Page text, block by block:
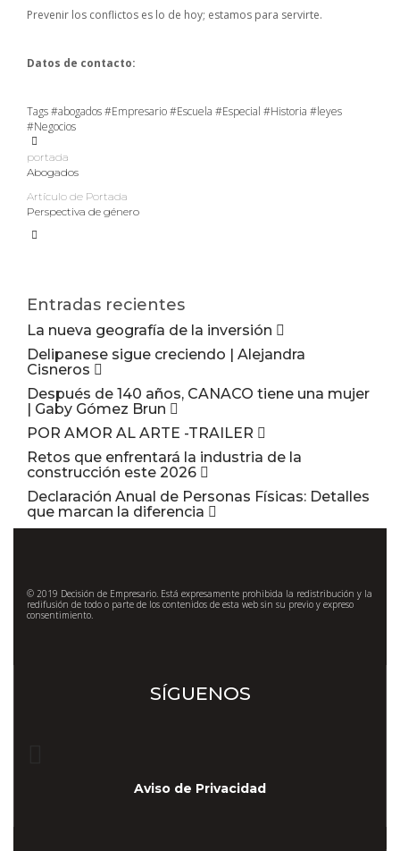
Prevenir los conflictos es lo de hoy; estamos para servirte.
Datos de contacto:
Tags#abogados#Empresario#Escuela #Especial #Historia #leyes
#Negocios
portada
Abogados
Artículo de Portada
Perspectiva de género
Entradas recientes
La nueva geografía de la inversión
Delipanese sigue creciendo | Alejandra
Cisneros
Después de 140 años, CANACO tiene una mujer
| Gaby Gómez Brun
POR AMOR AL ARTE -TRAILER
Retos que enfrentará la industria de la
construcción este 2026
Declaración Anual de Personas Físicas: Detalles
que marcan la diferencia
© 2019 Decisión de Empresario. Está expresamente prohibida la redistribución y la
redifusión de todo o parte de los contenidos de esta web sin su previo y expreso
consentimiento.
SÍGUENOS
Aviso de Privacidad